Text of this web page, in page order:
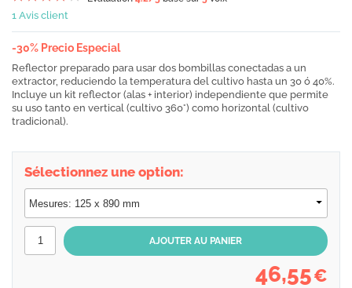
1 Avis client
-30% Precio Especial
Reflector preparado para usar dos bombillas conectadas a un
extractor, reduciendo la temperatura del cultivo hasta un 30 ó 40%.
Incluye un kit reflector (alas + interior) independiente que permite
su uso tanto en vertical (cultivo 360°) como horizontal (cultivo
tradicional).
Sélectionnez une option:
46,55€